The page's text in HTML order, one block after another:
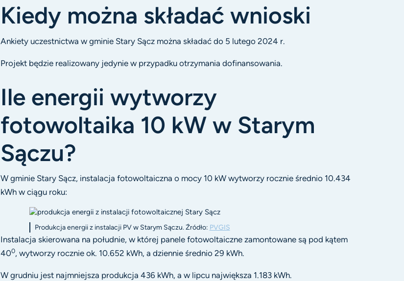
Kiedy można składać wnioski
Ankiety uczestnictwa w gminie Stary Sącz można składać do 5 lutego 2024 r.
Projekt będzie realizowany jedynie w przypadku otrzymania dofinansowania.
Ile energii wytworzy
fotowoltaika 10 kW w Starym
Sączu?
W gminie Stary Sącz, instalacja fotowoltaiczna o mocy 10 kW wytworzy rocznie średnio 10.434
kWh w ciągu roku:
Produkcja energii z instalacji PV w Starym Sączu. Źródło: PVGIS
Instalacja skierowana na południe, w której panele fotowoltaiczne zamontowane są pod kątem
400, wytworzy rocznie ok. 10.652 kWh, a dziennie średnio 29 kWh.
W grudniu jest najmniejsza produkcja 436 kWh, a w lipcu największa 1.183 kWh.